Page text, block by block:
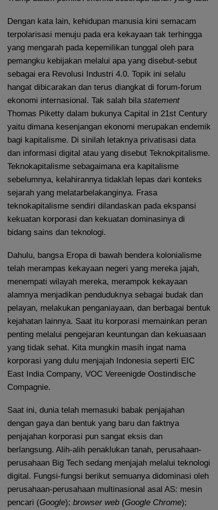
Dengan kata lain, kehidupan manusia kini semacam
terpolarisasi menuju pada era kekayaan tak terhingga
yang mengarah pada kepemilikan tunggal oleh para
pemangku kebijakan melalui apa yang disebut-sebut
sebagai era Revolusi Industri 4.0. Topik ini selalu
hangat dibicarakan dan terus diangkat di forum-forum
ekonomi internasional. Tak salah bila statement
Thomas Piketty dalam bukunya Capital in 21st Century
yaitu dimana kesenjangan ekonomi merupakan endemik
bagi kapitalisme. Di sinilah letaknya privatisasi data
dan informasi digital atau yang disebut Teknokpitalisme.
Teknokapitalisme sebagaimana era kapitalisme
sebelumnya, kelahirannya tidaklah lepas dari konteks
sejarah yang melatarbelakanginya. Frasa
teknokapitalisme sendiri dilandaskan pada ekspansi
kekuatan korporasi dan kekuatan dominasinya di
bidang sains dan teknologi.
Dahulu, bangsa Eropa di bawah bendera kolonialisme
telah merampas kekayaan negeri yang mereka jajah,
menempati wilayah mereka, merampok kekayaan
alamnya menjadikan penduduknya sebagai budak dan
pelayan, melakukan penganiayaan, dan berbagai bentuk
kejahatan lainnya. Saat itu korporasi memainkan peran
penting melalui pengejaran keuntungan dan kekuasaan
yang tidak sehat. Kita mungkin masih ingat nama
korporasi yang dulu menjajah Indonesia seperti EIC
East India Company, VOC Vereenigde Oostindische
Compagnie.
Saat ini, dunia telah memasuki babak penjajahan
dengan gaya dan bentuk yang baru dan faktnya
penjajahan korporasi pun sangat eksis dan
berlangsung. Alih-alih penaklukan tanah, perusahaan-
perusahaan Big Tech sedang menjajah melalui teknologi
digital. Fungsi-fungsi berikut semuanya didominasi oleh
perusahaan-perusahaan multinasional asal AS: mesin
pencari (Google); browser web (Google Chrome);